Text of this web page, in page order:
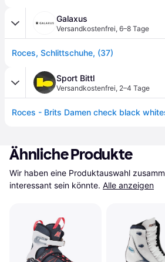
Galaxus
Versandkostenfrei, 6–8 Tage
Roces, Schlittschuhe, (37)
Sport Bittl
Versandkostenfrei, 2–4 Tage
Roces - Brits Damen check black
Ähnliche Produkte
Wir haben eine Produktauswahl
interessant sein könnte. Alle anzeigen